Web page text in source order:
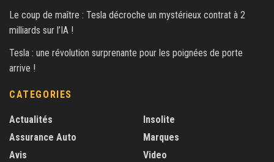
Le coup de maître : Tesla décroche un mystérieux contrat à 2
milliards sur l’IA !
Tesla : une révolution surprenante pour les poignées de porte
arrive !
CATEGORIES
Actualités
Assurance Auto
Avis
Insolite
Marques
Video